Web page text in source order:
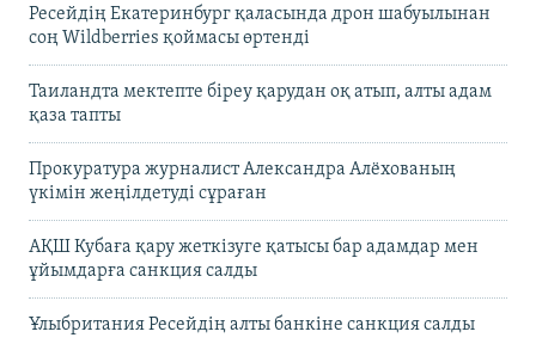
Ресейдің Екатеринбург қаласында дрон шабуылынан
соң Wildberries қоймасы өртенді
Таиландта мектепте біреу қарудан оқ атып, алты адам
қаза тапты
Прокуратура журналист Александра Алёхованың
үкімін жеңілдетуді сұраған
АҚШ Кубаға қару жеткізуге қатысы бар адамдар мен
ұйымдарға санкция салды
Ұлыбритания Ресейдің алты банкіне санкция салды